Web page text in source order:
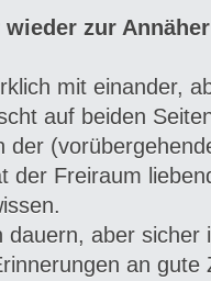
zur
mit einander,
auf beiden
der
der Freiraum
dauern, aber
an gute